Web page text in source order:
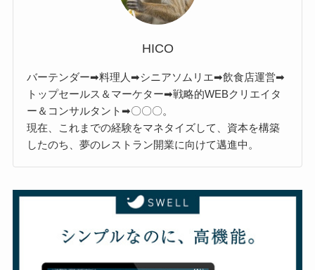
HICO
バーテンダー➡料理人➡シニアソムリエ➡飲食店運営➡
トップセールス＆マーケター➡戦略的WEBクリエイタ
ー＆コンサルタント➡〇〇〇。
現在、これまでの経験をマネタイズして、資本を構築
したのち、夢のレストラン開業に向けて邁進中。